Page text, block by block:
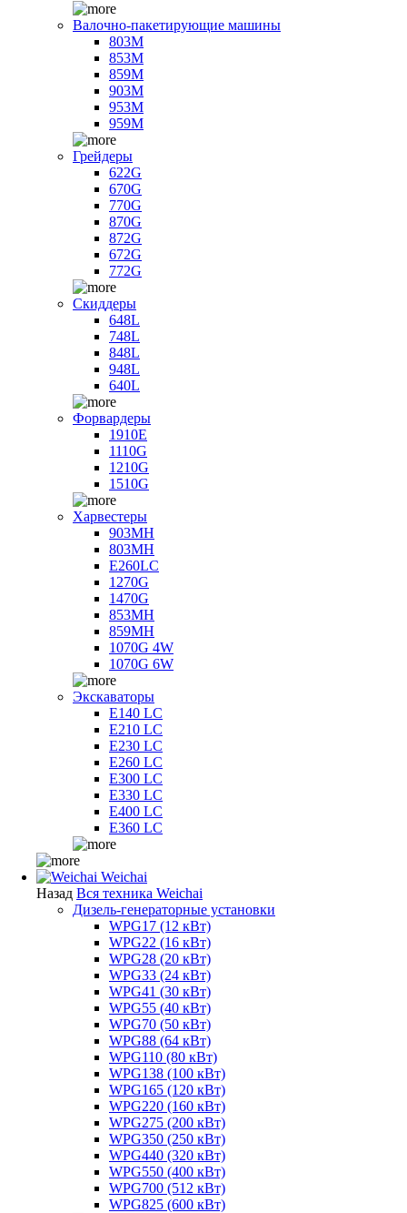
Валочно-пакетирующие машины
803M
853M
859M
903M
953M
959M
Грейдеры
622G
670G
770G
870G
872G
672G
772G
Скиддеры
648L
748L
848L
948L
640L
Форвардеры
1910E
1110G
1210G
1510G
Харвестеры
903MH
803MH
E260LC
1270G
1470G
853MH
859MH
1070G 4W
1070G 6W
Экскаваторы
E140 LC
E210 LC
E230 LC
E260 LC
E300 LC
E330 LC
E400 LC
E360 LC
Weichai
Назад Вся техника Weichai
Дизель-генераторные установки
WPG17 (12 кВт)
WPG22 (16 кВт)
WPG28 (20 кВт)
WPG33 (24 кВт)
WPG41 (30 кВт)
WPG55 (40 кВт)
WPG70 (50 кВт)
WPG88 (64 кВт)
WPG110 (80 кВт)
WPG138 (100 кВт)
WPG165 (120 кВт)
WPG220 (160 кВт)
WPG275 (200 кВт)
WPG350 (250 кВт)
WPG440 (320 кВт)
WPG550 (400 кВт)
WPG700 (512 кВт)
WPG825 (600 кВт)